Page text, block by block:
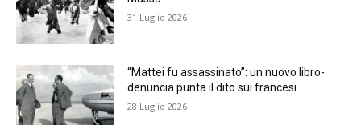
31 Luglio 2026
“Mattei fu assassinato”: un nuovo libro-
denuncia punta il dito sui francesi
28 Luglio 2026